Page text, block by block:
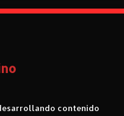
contenido